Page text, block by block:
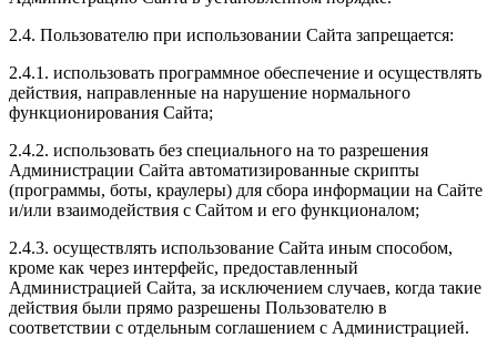
2.4. Пользователю при использовании Сайта запрещается:
2.4.1. использовать программное обеспечение и осуществлять
действия, направленные на нарушение нормального
функционирования Сайта;
2.4.2. использовать без специального на то разрешения
Администрации Сайта автоматизированные скрипты
(программы, боты, краулеры) для сбора информации на Сайте
и/или взаимодействия с Сайтом и его функционалом;
2.4.3. осуществлять использование Сайта иным способом,
кроме как через интерфейс, предоставленный
Администрацией Сайта, за исключением случаев, когда такие
действия были прямо разрешены Пользователю в
соответствии с отдельным соглашением с Администрацией.